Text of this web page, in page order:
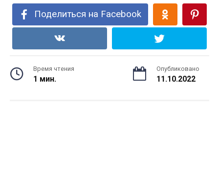
Поделиться на Facebook
Время чтения
1 мин.
Опубликовано
11.10.2022